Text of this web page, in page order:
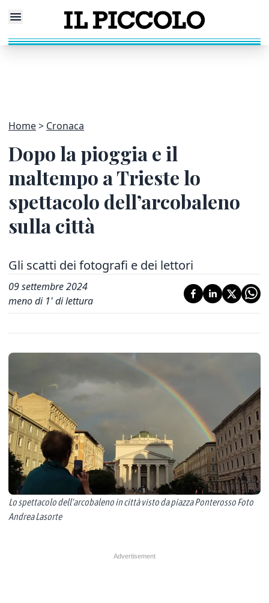
Home Cronaca
Dopo la pioggia e il
maltempo a Trieste lo
spettacolo dell’arcobaleno
sulla città
Gli scatti dei fotografi e dei lettori
09 settembre 2024
meno di 1' di lettura
Lo spettacolo dell'arcobaleno in città visto da piazza Ponterosso Foto
Andrea Lasorte